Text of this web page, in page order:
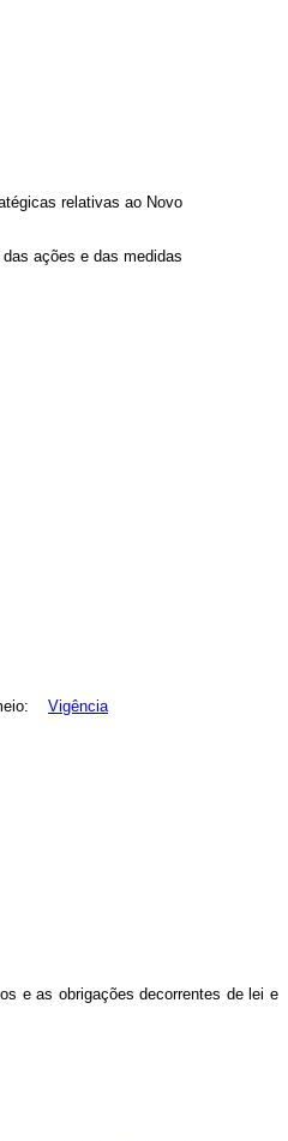
relativas ao Novo
ações e das medidas
Vigência
e as obrigações decorrentes de lei e